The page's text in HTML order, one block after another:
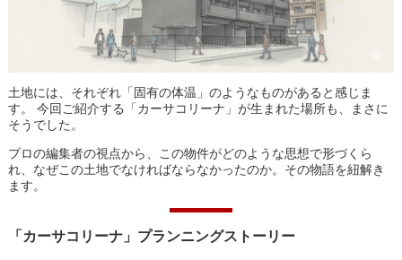
土地には、それぞれ「固有の体温」のようなものがあると感じま
す。 今回ご紹介する「カーサコリーナ」が生まれた場所も、まさに
そうでした。
プロの編集者の視点から、この物件がどのような思想で形づくら
れ、なぜこの土地でなければならなかったのか。その物語を紐解き
ます。
「カーサコリーナ」プランニングストーリー